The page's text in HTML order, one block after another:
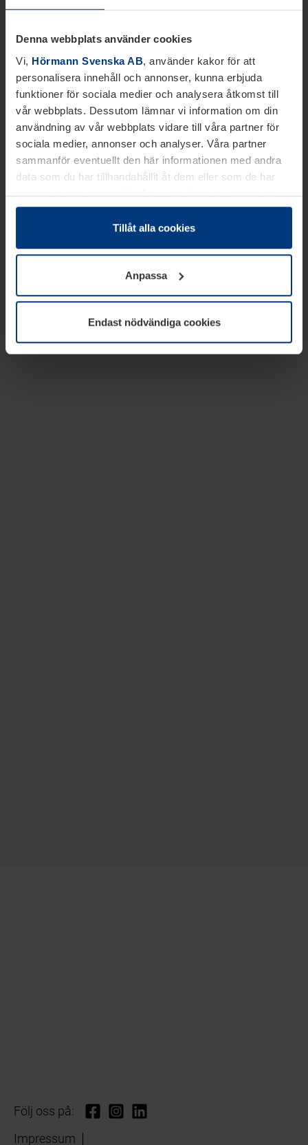
Denna webbplats använder cookies
Vi, Hörmann Svenska AB, använder kakor för att
personalisera innehåll och annonser, kunna erbjuda
funktioner för sociala medier och analysera åtkomst till
vår webbplats. Dessutom lämnar vi information om din
användning av vår webbplats vidare till våra partner för
sociala medier, annonser och analyser. Våra partner
sammanför eventuellt den här informationen med andra
data som du har tillhandahållit åt dem eller som de har
samlat in inom ramen för din användning av tjänsterna.
Juridiskt kan vi lagra kakor på din enhet, om de är
absolut nödvändiga för driften av den här webbplatsen.
godkännande kan du när som helst ändra eller återkalla i
informationen om kakor underDataskyddsförklaring
vår webbplats.
Tillåt alla cookies
Anpassa
Endast nödvändiga cookies
Följ oss på:
Impressum